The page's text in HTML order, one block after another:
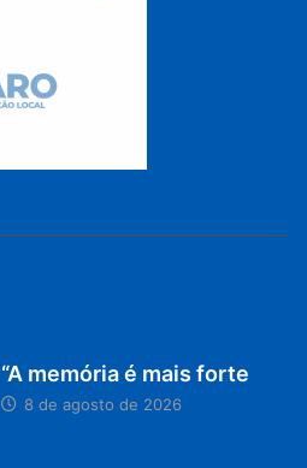
“A memória é mais forte
8 de agosto de 2026